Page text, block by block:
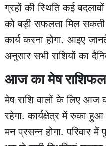
ग्रहों की स्थिति कई
को बड़ी सफलता मिल
कार्य करना होगा. आइए
अनुसार सभी राशियों का
आज का मेष
मेष राशि वालों के लिए आज
रहेगा. कार्यक्षेत्र में रुका
मन प्रसन्न होगा. परिवार में